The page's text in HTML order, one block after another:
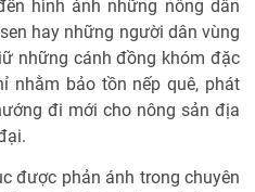
hình ảnh những nông dân
hay những người dân vùng
những cánh đồng khóm đặc
nhằm bảo tồn nếp quê, phát
đi mới cho nông sản địa
được phản ánh trong chuyên